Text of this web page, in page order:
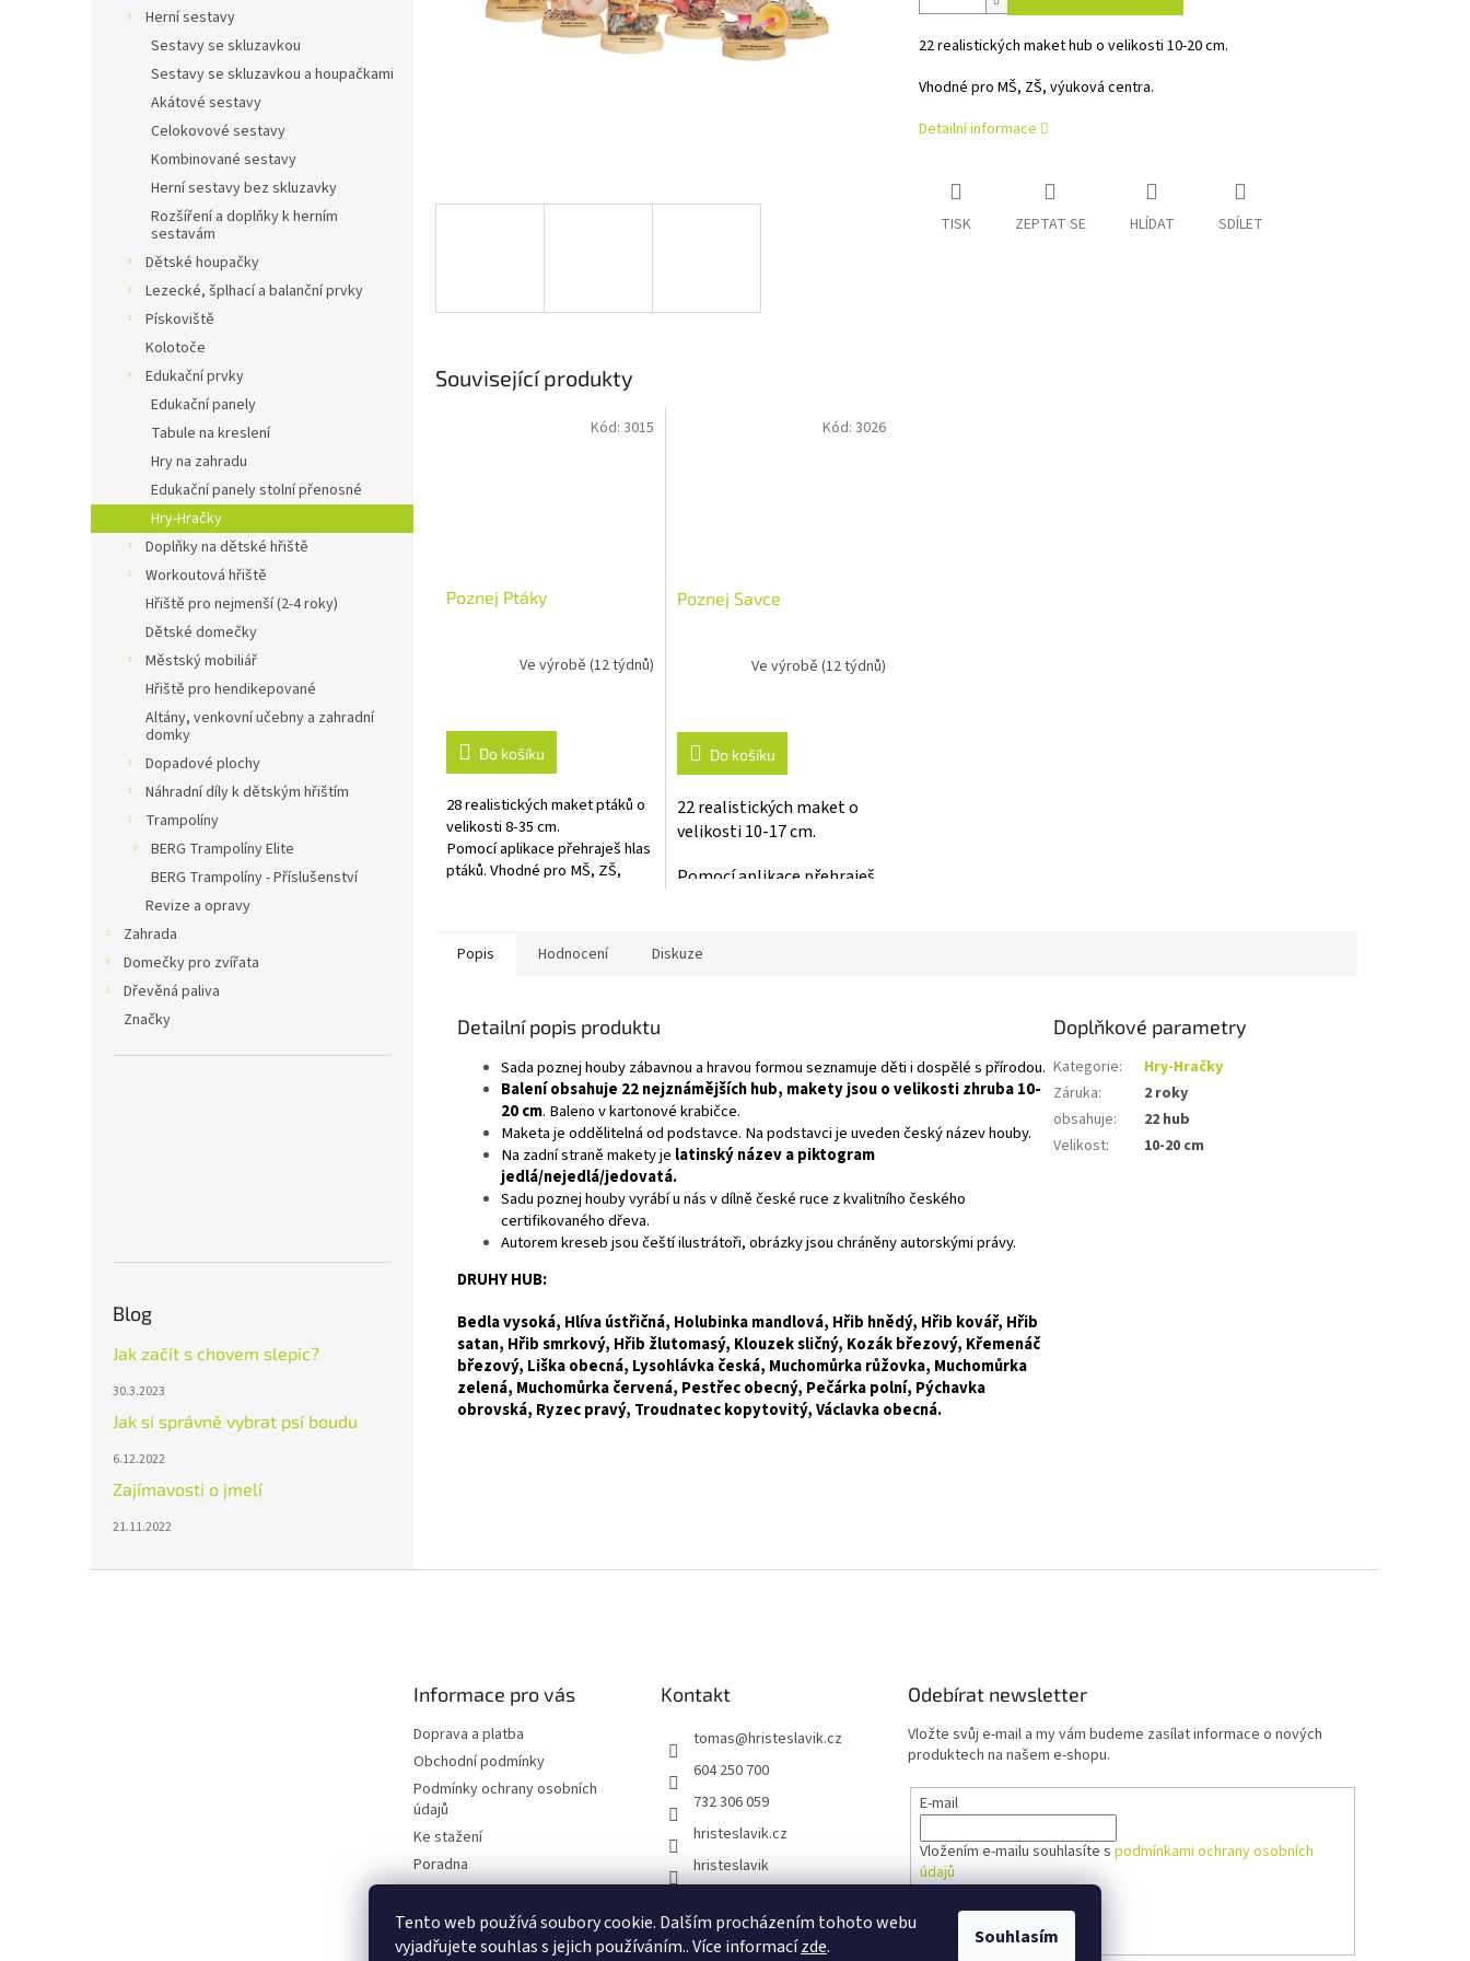
Tento web používá soubory cookie. Dalším procházením tohoto webu
vyjadřujete souhlas s jejich používáním.. Více informacízde. Souhlasím
Herní sestavy
Sestavy se skluzavkou
Sestavy se skluzavkou a houpačkami
Akátové sestavy
Celokovové sestavy
Kombinované sestavy
Herní sestavy bez skluzavky
Rozšíření a doplňky k herním
sestavám
Dětské houpačky
Lezecké, šplhací a balanční prvky
Pískoviště
Kolotoče
Edukační prvky
Edukační panely
Tabule na kreslení
Hry na zahradu
Edukační panely stolní přenosné
Hry-Hračky
Doplňky na dětské hřiště
Workoutová hřiště
Hřiště pro nejmenší (2-4 roky)
Dětské domečky
Městský mobiliář
Hřiště pro hendikepované
Altány, venkovní učebny a zahradní
domky
Dopadové plochy
Náhradní díly k dětským hřištím
Trampolíny
BERG Trampolíny Elite
BERG Trampolíny - Příslušenství
Revize a opravy
Zahrada
Domečky pro zvířata
Dřevěná paliva
Značky
Blog
Jak začít s chovem slepic?
30.3.2023
Jak si správně vybrat psí boudu
6.12.2022
Zajímavosti o jmelí
21.11.2022
22 realistických maket hub o velikosti 10-20 cm.
Vhodné pro MŠ, ZŠ, výuková centra.
Detailní informace
TISK ZEPTAT SE HLÍDAT SDÍLET
Související produkty
Poznej Ptáky
Ve výrobě (12 týdnů)
Do košíku
28 realistických maket ptáků o
velikosti 8-35 cm.
Pomocí aplikace přehraješ hlas
ptáků. Vhodné pro MŠ, ZŠ,
Kód: 3015
Poznej Savce
Ve výrobě (12 týdnů)
Do košíku
22 realistických maket o
velikosti 10-17 cm.
Pomocí aplikace přehraješ
Kód: 3026
Popis Hodnocení Diskuze
Detailní popis produktu
Sada poznej houby zábavnou a hravou formou seznamuje děti i dospělé s přírodou.
Balení obsahuje 22 nejznámějších hub, makety jsou o velikosti zhruba 10-
20 cm. Baleno v kartonové krabičce.
Maketa je oddělitelná od podstavce. Na podstavci je uveden český název houby.
Na zadní straně makety je latinský název a piktogram
jedlá/nejedlá/jedovatá.
Sadu poznej houby vyrábí u nás v dílně české ruce z kvalitního českého
certifikovaného dřeva.
Autorem kreseb jsou čeští ilustrátoři, obrázky jsou chráněny autorskými právy.
DRUHY HUB:
Bedla vysoká, Hlíva ústřičná, Holubinka mandlová, Hřib hnědý, Hřib kovář, Hřib
satan, Hřib smrkový, Hřib žlutomasý, Klouzek sličný, Kozák březový, Křemenáč
březový, Liška obecná, Lysohlávka česká, Muchomůrka růžovka, Muchomůrka
zelená, Muchomůrka červená, Pestřec obecný, Pečárka polní, Pýchavka
obrovská, Ryzec pravý, Troudnatec kopytovitý, Václavka obecná.
Doplňkové parametry
Kategorie:
Hry-Hračky
Záruka:
2 roky
obsahuje:
22 hub
Velikost: 10-20 cm
Informace pro vás
Doprava a platba
Obchodní podmínky
Podmínky ochrany osobních
údajů
Ke stažení
Poradna
Kontakt
tomas@hristeslavik.cz
604 250 700
732 306 059
hristeslavik.cz
hristeslavik
Odebírat newsletter
Vložte svůj e-mail a my vám budeme zasílat informace o nových
produktech na našem e-shopu.
E-mail
Vložením e-mailu souhlasíte spodmínkami ochrany osobních
údajů